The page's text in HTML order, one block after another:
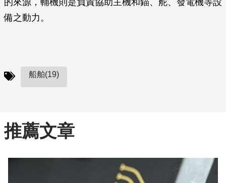
的來源，輔機則是負責協助主機和錨、舵、發電機等設
備之動力。
船舶(19)
推薦文章